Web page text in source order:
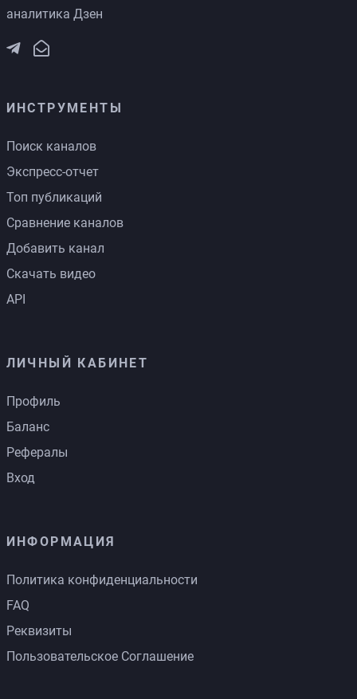
аналитика Дзен
ИНСТРУМЕНТЫ
Поиск каналов
Экспресс-отчет
Топ публикаций
Сравнение каналов
Добавить канал
Скачать видео
API
ЛИЧНЫЙ КАБИНЕТ
Профиль
Баланс
Рефералы
Вход
ИНФОРМАЦИЯ
Политика конфиденциальности
FAQ
Реквизиты
Пользовательское Соглашение